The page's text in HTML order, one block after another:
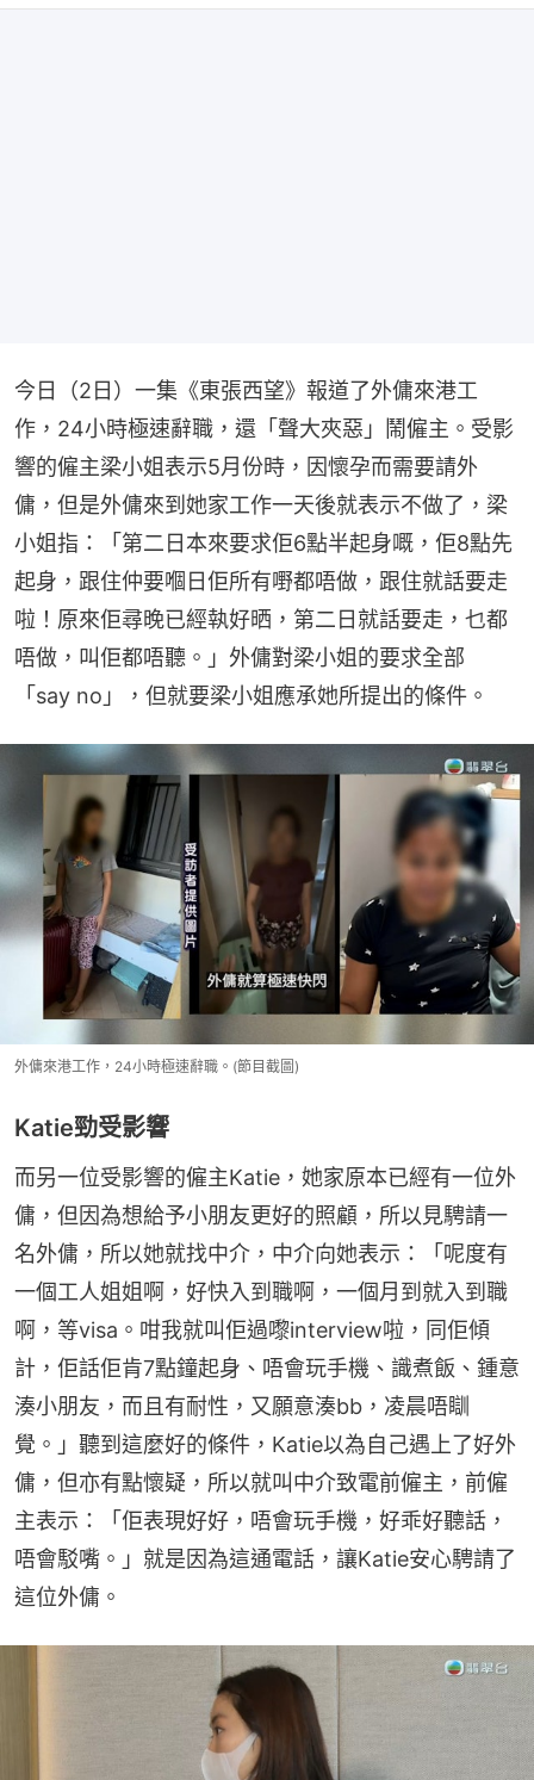
今日（2日）一集《東張西望》報道了外傭來港工
作，24小時極速辭職，還「聲大夾惡」鬧僱主。受影
響的僱主梁小姐表示5月份時，因懷孕而需要請外
傭，但是外傭來到她家工作一天後就表示不做了，梁
小姐指：「第二日本來要求佢6點半起身嘅，佢8點先
起身，跟住仲要嗰日佢所有嘢都唔做，跟住就話要走
啦！原來佢尋晚已經執好晒，第二日就話要走，乜都
唔做，叫佢都唔聽。」外傭對梁小姐的要求全部
「say no」，但就要梁小姐應承她所提出的條件。
外傭來港工作，24小時極速辭職。(節目截圖)
Katie勁受影響
而另一位受影響的僱主Katie，她家原本已經有一位外
傭，但因為想給予小朋友更好的照顧，所以見騁請一
名外傭，所以她就找中介，中介向她表示：「呢度有
一個工人姐姐啊，好快入到職啊，一個月到就入到職
啊，等visa。咁我就叫佢過嚟interview啦，同佢傾
計，佢話佢肯7點鐘起身、唔會玩手機、識煮飯、鍾意
湊小朋友，而且有耐性，又願意湊bb，凌晨唔瞓
覺。」聽到這麼好的條件，Katie以為自己遇上了好外
傭，但亦有點懷疑，所以就叫中介致電前僱主，前僱
主表示：「佢表現好好，唔會玩手機，好乖好聽話，
唔會駁嘴。」就是因為這通電話，讓Katie安心騁請了
這位外傭。